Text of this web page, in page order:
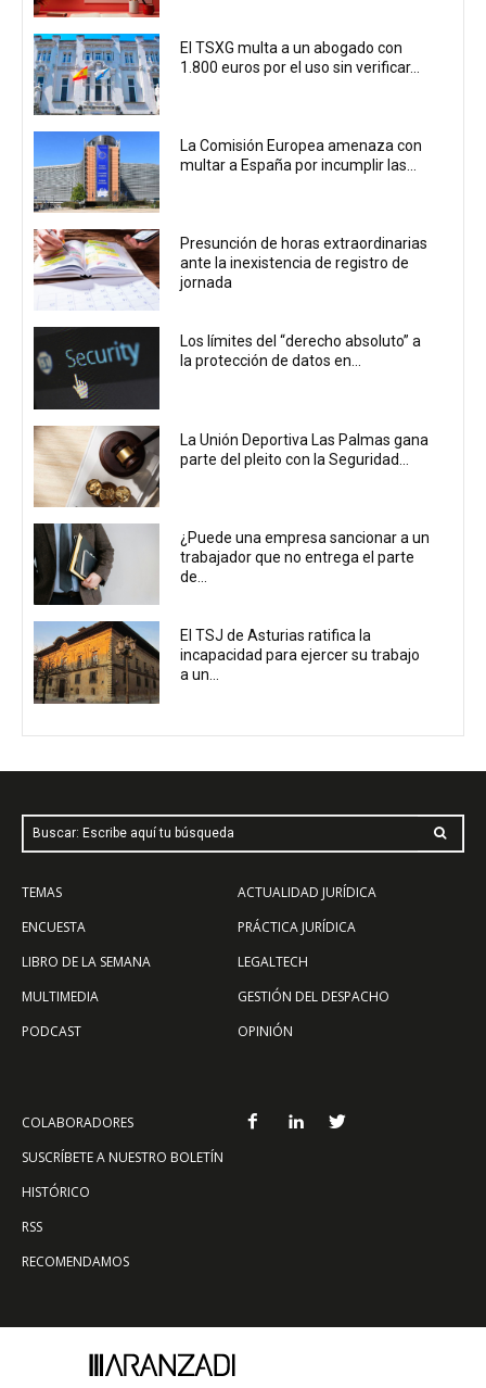
El TSXG multa a un abogado con
1.800 euros por el uso sin verificar...
La Comisión Europea amenaza con
multar a España por incumplir las...
Presunción de horas extraordinarias
ante la inexistencia de registro de
jornada
Los límites del “derecho absoluto” a
la protección de datos en...
La Unión Deportiva Las Palmas gana
parte del pleito con la Seguridad...
¿Puede una empresa sancionar a un
trabajador que no entrega el parte
de...
El TSJ de Asturias ratifica la
incapacidad para ejercer su trabajo
a un...
Buscar: Escribe aquí tu búsqueda
TEMAS
ENCUESTA
LIBRO DE LA SEMANA
MULTIMEDIA
PODCAST
ACTUALIDAD JURÍDICA
PRÁCTICA JURÍDICA
LEGALTECH
GESTIÓN DEL DESPACHO
OPINIÓN
COLABORADORES
SUSCRÍBETE A NUESTRO BOLETÍN
HISTÓRICO
RSS
RECOMENDAMOS